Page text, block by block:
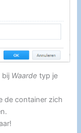
bij Waarde typ je
de container zich